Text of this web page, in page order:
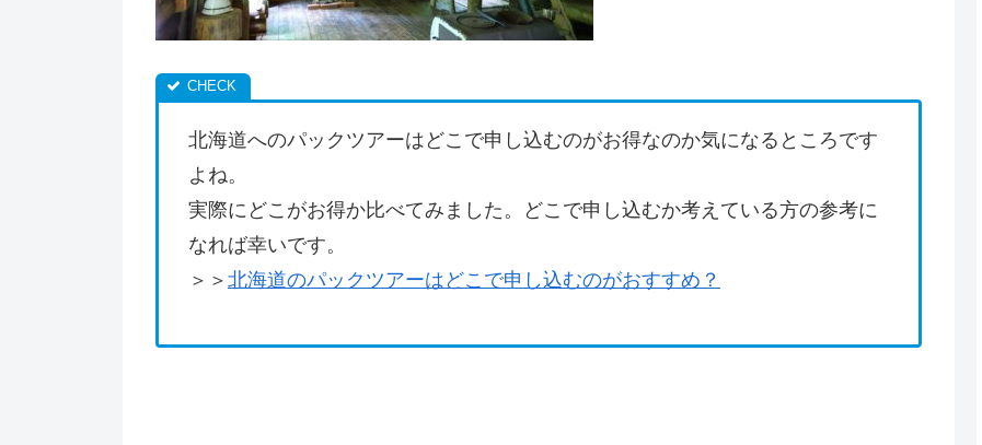
北海道へのパックツアーはどこで申し込むのがお得なのか気になるところです
よね。
実際にどこがお得か比べてみました。どこで申し込むか考えている方の参考に
なれば幸いです。
＞＞ 北海道のパックツアーはどこで申し込むのがおすすめ？